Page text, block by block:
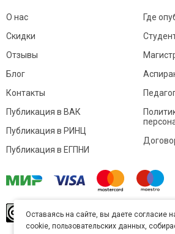
О нас
Скидки
Отзывы
Блог
Контакты
Где
Публикация в ВАК
Публикация в РИНЦ
Публикация в ЕГПНИ
произведение
Commons «Attribution»
Оставаясь на сайте, вы даете согласие
cookie, пользовательских данных,